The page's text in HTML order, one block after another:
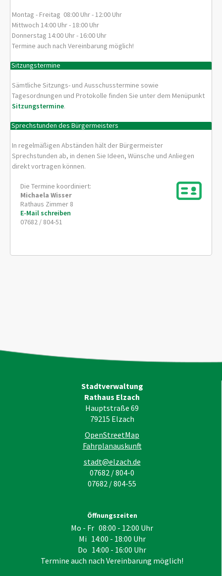
Montag - Freitag 08:00 Uhr - 12:00 Uhr
Mittwoch 14:00 Uhr - 18:00 Uhr
Donnerstag 14:00 Uhr - 16:00 Uhr
Termine auch nach Vereinbarung möglich!
Sitzungstermine
Sämtliche Sitzungs- und Ausschusstermine sowie
Tagesordnungen und Protokolle finden Sie unter dem Menüpunkt
Sitzungstermine.
Sprechstunden des Bürgermeisters
In regelmäßigen Abständen hält der Bürgermeister
Sprechstunden ab, in denen Sie Ideen, Wünsche und Anliegen
direkt vortragen können.
Die Termine koordiniert:
Michaela Wisser
Rathaus Zimmer 8
E-Mail schreiben
07682 / 804-51
Stadtverwaltung
Rathaus Elzach
Hauptstraße 69
79215 Elzach
OpenStreetMap
Fahrplanauskunft
stadt@elzach.de
07682 / 804-0
07682 / 804-55
Öffnungszeiten
Mo - Fr 08:00 - 12:00 Uhr
Mi 14:00 - 18:00 Uhr
Do 14:00 - 16:00 Uhr
Termine auch nach Vereinbarung möglich!